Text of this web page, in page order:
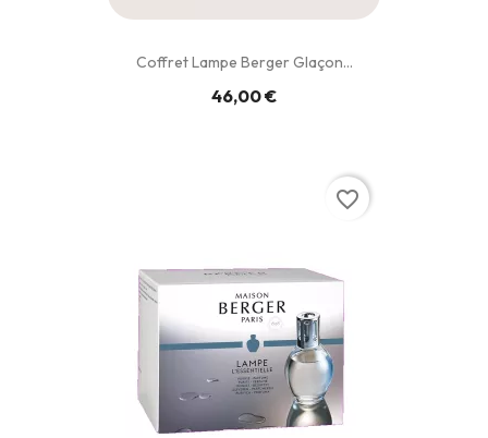
Coffret Lampe Berger Glaçon...
46,00 €
favorite_border